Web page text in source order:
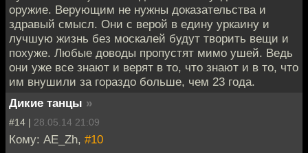
оружие. Верующим не нужны доказательства и
здравый смысл. Они с верой в едину уркаину и
лучшую жизнь без москалей будут творить вещи и
похуже. Любые доводы пропустят мимо ушей. Ведь
они уже все знают и верят в то, что знают и в то, что
им внушили за гораздо больше, чем 23 года.
Дикие танцы »
#14 | 28.05.14 21:09
Кому: AE_Zh, #10